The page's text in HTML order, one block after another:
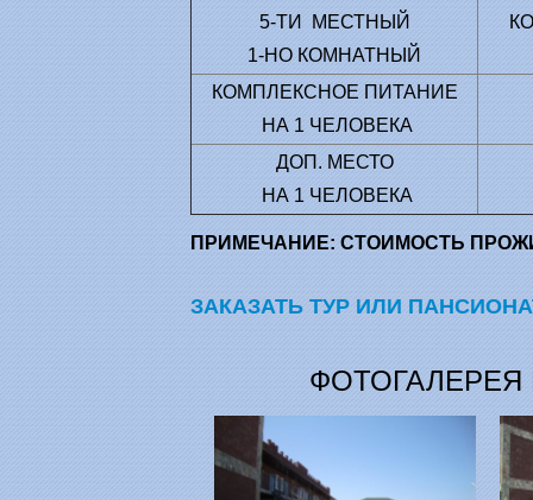
5-ТИ МЕСТНЫЙ
1-НО КОМНАТНЫЙ
КОМПЛЕКСНОЕ ПИТАНИЕ
НА 1 ЧЕЛОВЕКА
ДОП. МЕСТО
НА 1 ЧЕЛОВЕКА
ПРИМЕЧАНИЕ: СТОИМОСТЬ
ЗАКАЗАТЬ ТУР ИЛИ